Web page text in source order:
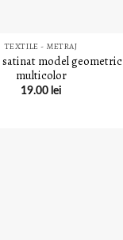
TEXTILE - METRAJ
satinat model geometric
multicolor
19.00 lei